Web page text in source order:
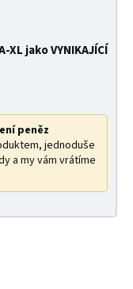
jako VYNIKAJÍCÍ
peněz
jednoduše
a my vám vrátíme